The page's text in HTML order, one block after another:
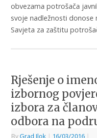
obvezama potrošača
svoje nadležnosti donose
Savjeta za zaštitu
Rješenje o
izbornog
izbora za
odbora na
ByGrad Ilok | 16/03/2016 |